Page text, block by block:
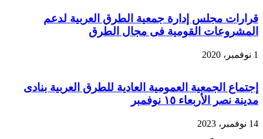
قرارات مجلس إدارة جمعية الطرق العربية لدعم
المشروعات القومية فى مجال الطرق
1 نوفمبر، 2020
إجتماع الجمعية العمومية العادية للطرق العربية بنادى
مدينة نصر الأربعاء ١٥ نوفمبر
14 نوفمبر، 2023